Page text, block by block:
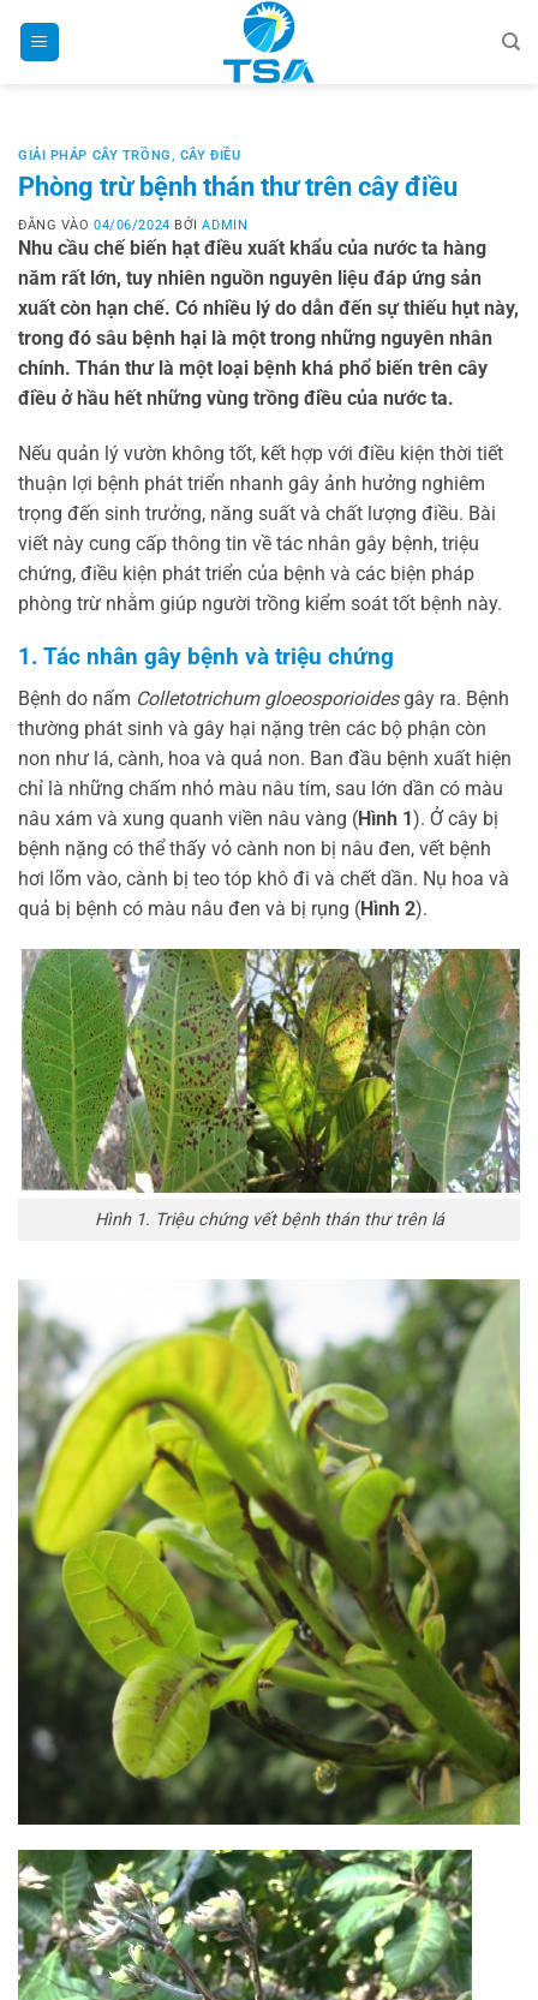
GIẢI PHÁP CÂY TRỒNG, CÂY ĐIỀU
Phòng trừ bệnh thán thư trên cây điều
ĐĂNG VÀO04/06/2024 BỞIADMIN
Nhu cầu chế biến hạt điều xuất khẩu của nước ta hàng
năm rất lớn, tuy nhiên nguồn nguyên liệu đáp ứng sản
xuất còn hạn chế. Có nhiều lý do dẫn đến sự thiếu hụt này,
trong đó sâu bệnh hại là một trong những nguyên nhân
chính. Thán thư là một loại bệnh khá phổ biến trên cây
điều ở hầu hết những vùng trồng điều của nước ta.
Nếu quản lý vườn không tốt, kết hợp với điều kiện thời tiết
thuận lợi bệnh phát triển nhanh gây ảnh hưởng nghiêm
trọng đến sinh trưởng, năng suất và chất lượng điều. Bài
viết này cung cấp thông tin về tác nhân gây bệnh, triệu
chứng, điều kiện phát triển của bệnh và các biện pháp
phòng trừ nhằm giúp người trồng kiểm soát tốt bệnh này.
1. Tác nhân gây bệnh và triệu chứng
Bệnh do nấm Colletotrichum gloeosporioidesgây ra. Bệnh
thường phát sinh và gây hại nặng trên các bộ phận còn
non như lá, cành, hoa và quả non. Ban đầu bệnh xuất hiện
chỉ là những chấm nhỏ màu nâu tím, sau lớn dần có màu
nâu xám và xung quanh viền nâu vàng (Hình 1). Ở cây bị
bệnh nặng có thể thấy vỏ cành non bị nâu đen, vết bệnh
hơi lõm vào, cành bị teo tóp khô đi và chết dần. Nụ hoa và
quả bị bệnh có màu nâu đen và bị rụng (Hình 2).
Hình 1. Triệu chứng vết bệnh thán thư trên lá